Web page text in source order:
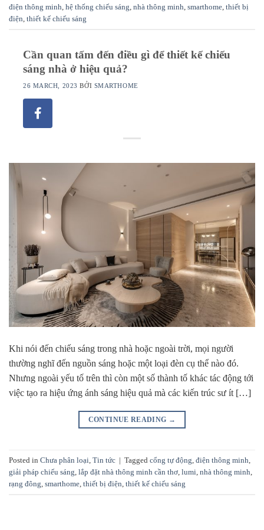
điện thông minh hệ thống chiếu sáng nhà thông minh smarthome thiết bị
điện thiết kế chiếu sáng
Cần quan tấm đến điều gì để thiết kế chiếu
sáng nhà ở hiệu quả?
26 MARCH, 2023 BỞI SMARTHOME
Khi nói đến chiếu sáng trong nhà hoặc ngoài trời, mọi người
thường nghĩ đến nguồn sáng hoặc một loại đèn cụ thể nào đó.
Nhưng ngoài yếu tố trên thì còn một số thành tố khác tác động tới
việc tạo ra hiệu ứng ánh sáng hiệu quả mà các kiến trúc sư ít […]
CONTINUE READING →
Posted in Chưa phân loại, Tin tức | Tagged cổng tự động, điện thông minh,
giải pháp chiếu sáng, lắp đặt nhà thông minh cần thơ, lumi, nhà thông minh,
rạng đông, smarthome, thiết bị điện, thiết kế chiếu sáng